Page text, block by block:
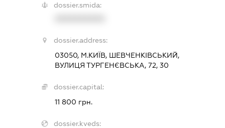
dossier.smida:
dossier.address:
03050, М.КИЇВ, ШЕВЧЕНКІВСЬКИЙ,
ВУЛИЦЯ ТУРГЕНЄВСЬКА, 72, 30
dossier.capital:
11 800 грн.
dossier.kveds: